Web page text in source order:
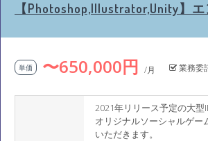
【Photoshop,Illustrator,Unity】
単価 〜650,000円 /月 業務委
2021年リリース予定の大型
オリジナルソーシャルゲー
いただきます。